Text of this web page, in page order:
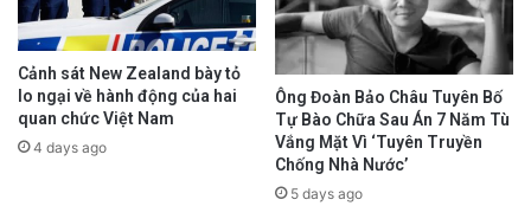
Cảnh sát New Zealand bày tỏ
lo ngại về hành động của hai
quan chức Việt Nam
4 days ago
Ông Đoàn Bảo Châu Tuyên Bố
Tự Bào Chữa Sau Án 7 Năm Tù
Vắng Mặt Vì ‘Tuyên Truyền
Chống Nhà Nước’
5 days ago